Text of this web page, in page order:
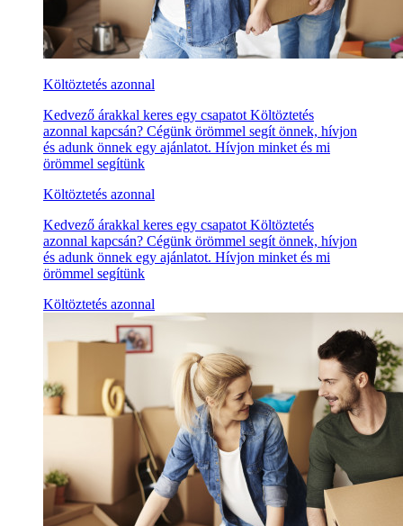
Költöztetés azonnal
Kedvező árakkal keres egy csapatot Költöztetés
azonnal kapcsán? Cégünk örömmel segít önnek, hívjon
és adunk önnek egy ajánlatot. Hívjon minket és mi
örömmel segítünk
Költöztetés azonnal
Kedvező árakkal keres egy csapatot Költöztetés
azonnal kapcsán? Cégünk örömmel segít önnek, hívjon
és adunk önnek egy ajánlatot. Hívjon minket és mi
örömmel segítünk
Költöztetés azonnal